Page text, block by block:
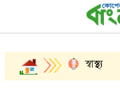
স্বাস্থ্য